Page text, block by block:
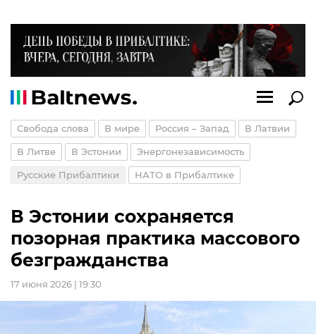
Свобода слова В мире Россия – Запад В Латвии
В Литве В Эстонии Энергонезависимость
Русские Прибалтики НАТО в Прибалтике
В Эстонии сохраняется
позорная практика массового
безгражданства
17 июня 2026 | 19:30